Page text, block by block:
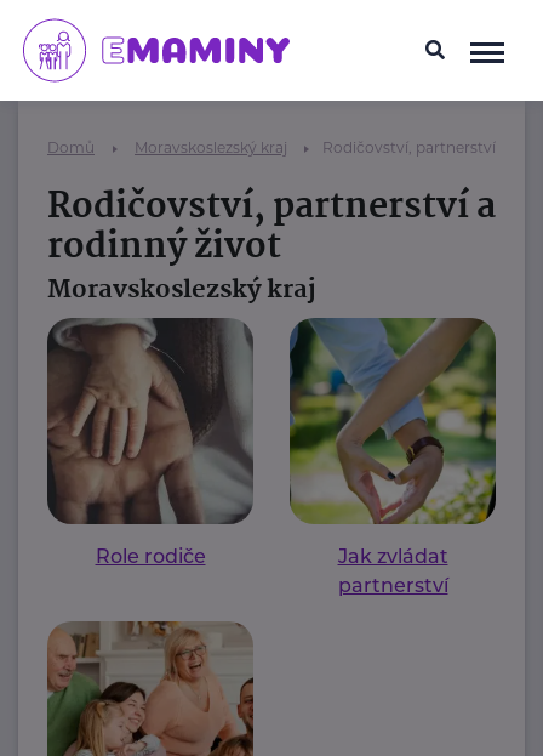
Domů Moravskoslezský kraj Rodičovství, partnerství a
Rodičovství, partnerství a
rodinný život
Moravskoslezský kraj
Role rodiče
Jak zvládat
partnerství